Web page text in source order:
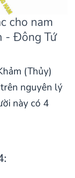
cho nam
- Đông Tứ
(Thủy)
nguyên lý
này có 4